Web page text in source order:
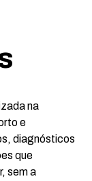
na
e
diagnósticos
que
sem a